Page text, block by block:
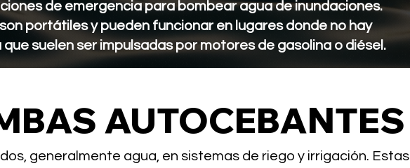
de emergencia para bombear agua de inundaciones.
portátiles y pueden funcionar en lugares donde no hay
suelen ser impulsadas por motores de gasolina o diésel.
AUTOCEBANTES
generalmente agua, en sistemas de riego y irrigación. Estas